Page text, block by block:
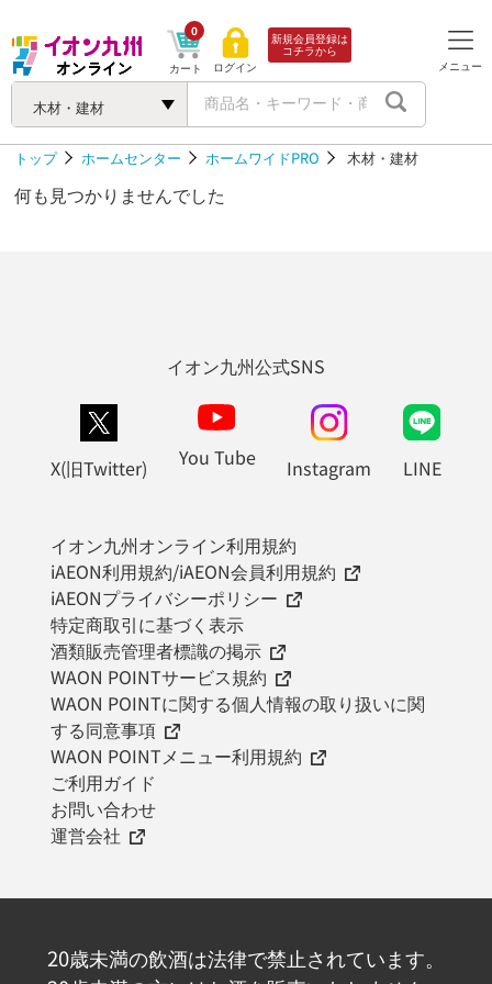
木材・建材
カート
0
ログイン
新規会員登録は
コチラから
メニュー
トップ ホームセンター ホームワイドPRO 木材・建材
何も見つかりませんでした
イオン九州公式SNS
X(旧Twitter) You Tube Instagram LINE
イオン九州オンライン利用規約
iAEON利用規約/iAEON会員利用規約
iAEONプライバシーポリシー
特定商取引に基づく表示
酒類販売管理者標識の掲示
WAON POINTサービス規約
WAON POINTに関する個人情報の取り扱いに関
する同意事項
WAON POINTメニュー利用規約
ご利用ガイド
お問い合わせ
運営会社
20歳未満の飲酒は法律で禁止されています。